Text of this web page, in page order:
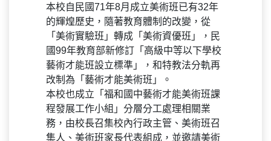
本校自民國71年8月成立美術班已有32年
的輝煌歷史，隨著教育體制的改變，從
「美術實驗班」轉成「美術資優班」，民
國99年教育部新修訂「高級中等以下學校
藝術才能班設立標準」，和特教法分軌再
改制為「藝術才能美術班」。
本校也成立「福和國中藝術才能美術班課
程發展工作小組」分層分工處理相關業
務，由校長召集校內行政主管、美術班召
集人、美術班家長代表組成，並邀請美術